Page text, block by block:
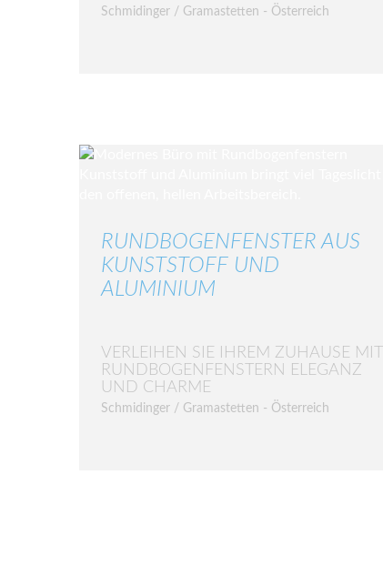
Schmidinger / Gramastetten - Österreich
RUNDBOGENFENSTER AUS
KUNSTSTOFF UND
ALUMINIUM
VERLEIHEN SIE IHREM ZUHAUSE MIT
RUNDBOGENFENSTERN ELEGANZ
UND CHARME
Schmidinger / Gramastetten - Österreich